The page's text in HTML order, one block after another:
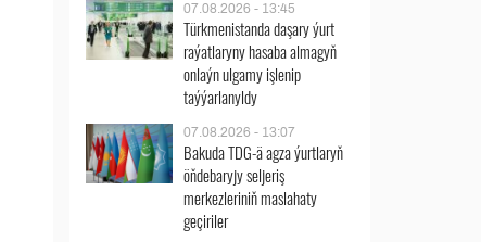
07.08.2026 - 13:45
Türkmenistanda daşary ýurt
raýatlaryny hasaba almagyň
onlaýn ulgamy işlenip
taýýarlanyldy
07.08.2026 - 13:07
Bakuda TDG-ä agza ýurtlaryň
öňdebaryjy seljeriş
merkezleriniň maslahaty
geçiriler